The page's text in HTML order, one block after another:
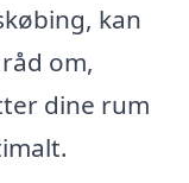
kan
om,
dine rum